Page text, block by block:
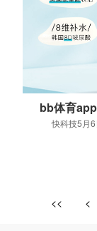
bb体育
快科技5月
<< <